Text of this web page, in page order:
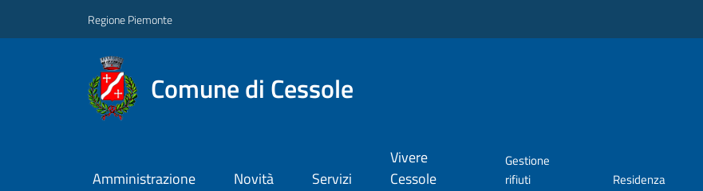
Regione Piemonte
Comune di Cessole
Amministrazione Novità Servizi
Vivere
Cessole
Gestione
rifiuti
Residenza